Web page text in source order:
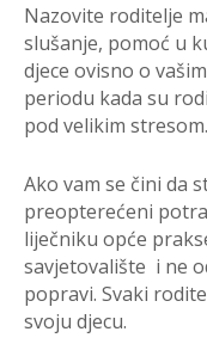
Nazovite roditelje
slušanje, pomoć u
djece ovisno o
periodu kada su
pod velikim stresom.
Ako vam se čini da
preopterećeni
liječniku opće
savjetovalište i ne
popravi. Svaki
svoju djecu.